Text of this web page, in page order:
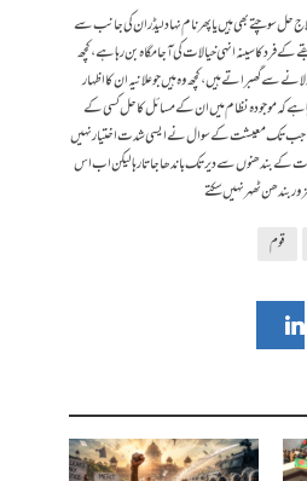
سوچتے بھی ہیں یا پھر نام نہاد لیڈران کی جانب سے
کے فرد کا سینہ انہی خیالات کی آجامگاہ بن رہا ہے، کچھ
سے گھبراتے ہیں، کچھ وہ ہیں جو علانیہ ان کا اظہار
ہے کہ موجودہ نظام میں ان کے مسائل کا حل کسی کے
تک معیشت کے سوال نے ایسی شدت اختیار نہیں
کے بندھنوں سے دیر تک باندھا جاتا رہا لیکن اب اس
ٹھہر نہیں سکتے
قوم